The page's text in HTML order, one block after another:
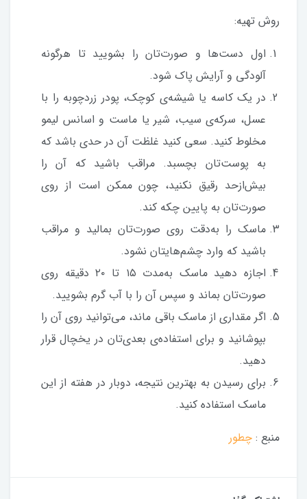
روش تهیه:
اول دست‌ها و صورت‌تان را بشویید تا هرگونه
آلودگی و آرایش پاک شود.
در یک کاسه یا شیشه‌ی کوچک، پودر زردچوبه را با
عسل، سرکه‌‌ی سیب، شیر یا ماست و اسانس لیمو
مخلوط کنید. سعی کنید غلظت آن در حدی باشد که
به پوست‌تان بچسبد. مراقب باشید که آن را
بیش‌از‌حد رقیق نکنید، چون ممکن است از روی
صورت‌تان به پایین چکه کند.
ماسک را به‌دقت روی صورت‌تان بمالید و مراقب
باشید که وارد چشم‌هایتان نشود.
اجازه دهید ماسک به‌مدت ۱۵ تا ۲۰ دقیقه روی
صورت‌تان بماند و سپس آن را با آب گرم بشویید.
اگر مقداری از ماسک باقی ماند، می‌توانید روی آن را
بپوشانید و برای استفاده‌ی بعدی‌تان در یخچال قرار
دهید.
برای رسیدن به بهترین نتیجه، دوبار در هفته از این
ماسک استفاده کنید.
منبع : چطور